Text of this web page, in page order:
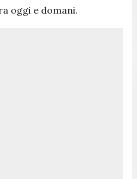
oggi e domani.